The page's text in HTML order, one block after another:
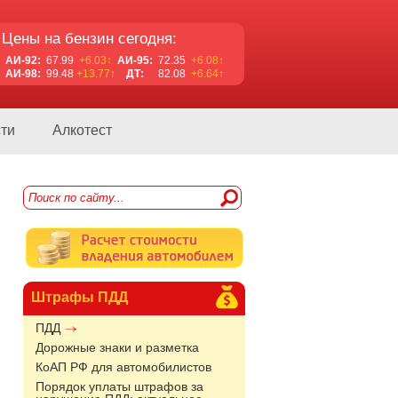
Цены на бензин сегодня:
АИ-92: 67.99 +6.03↑ АИ-95: 72.35 +6.08↑
АИ-98: 99.48 +13.77↑ ДТ: 82.08 +6.64↑
Алкотест
Штрафы ПДД
ПДД
Дорожные знаки и разметка
КоАП РФ для автомобилистов
Порядок уплаты штрафов за